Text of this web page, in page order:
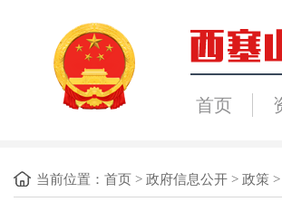
首页
当前位置： 首页 > 政府信息公开 > 政策 >